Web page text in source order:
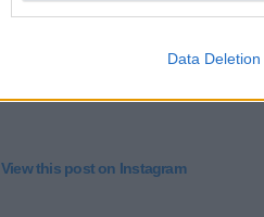
Data Deletion
View this post on Instagram